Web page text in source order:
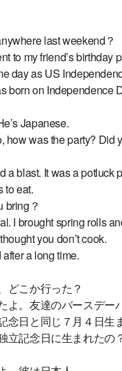
last weekend？
to my friend’s birthday
day as US
born on Independence
Japanese.
how was the party? Did
a blast. It was a potluck
to eat.
bring？
I brought spring rolls
you don’t cook.
a long time.
どこか行った？
よ。友達のバースデー
念日と同じ７月４日生
立記念日に生まれたの